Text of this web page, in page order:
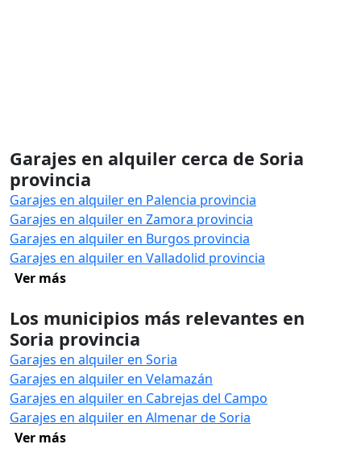
Garajes en alquiler cerca de Soria
provincia
Garajes en alquiler en Palencia provincia
Garajes en alquiler en Zamora provincia
Garajes en alquiler en Burgos provincia
Garajes en alquiler en Valladolid provincia
Ver más
Los municipios más relevantes en
Soria provincia
Garajes en alquiler en Soria
Garajes en alquiler en Velamazán
Garajes en alquiler en Cabrejas del Campo
Garajes en alquiler en Almenar de Soria
Ver más